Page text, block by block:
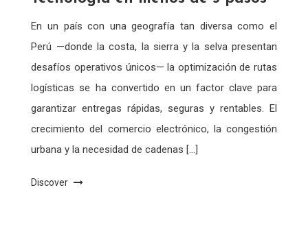
En un país con una geografía tan diversa como el
Perú —donde la costa, la sierra y la selva presentan
desafíos operativos únicos— la optimización de rutas
logísticas se ha convertido en un factor clave para
garantizar entregas rápidas, seguras y rentables. El
crecimiento del comercio electrónico, la congestión
urbana y la necesidad de cadenas […]
Discover